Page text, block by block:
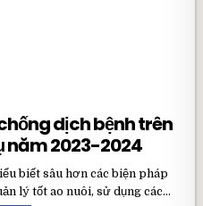
dịch bệnh trên
năm 2023-2024
biết sâu hơn các biện pháp
lý tốt ao nuôi, sử dụng các…